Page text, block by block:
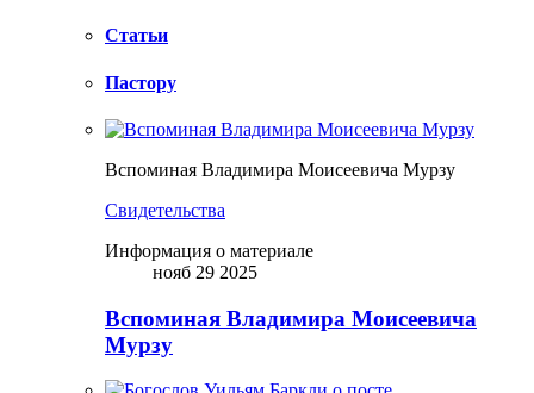
Статьи
Пастору
Вспоминая Владимира Моисеевича Мурзу
Свидетельства
Информация о материале
нояб 29 2025
Вспоминая Владимира Моисеевича
Мурзу